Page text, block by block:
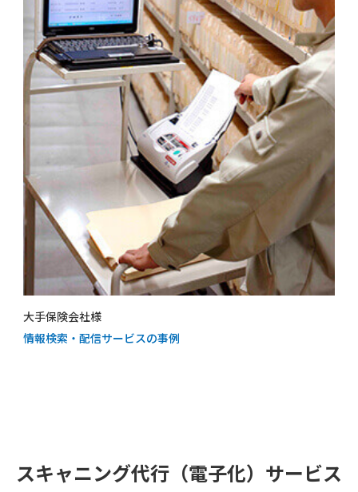
大手保険会社様
情報検索・配信サービスの事例
スキャニング代行（電子化）サービス